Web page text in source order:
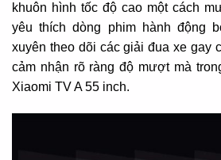
khuôn hình tốc độ cao một cách
yêu thích dòng phim hành động
xuyên theo dõi các giải đua xe gay
cảm nhận rõ ràng độ mượt mà
Xiaomi TV A 55 inch.